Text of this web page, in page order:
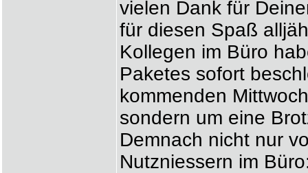
vielen Dank für
für diesen Spaß
Kollegen im Büro
Paketes sofort
kommenden
sondern um eine
Demnach nicht nur
Nutzniessern im